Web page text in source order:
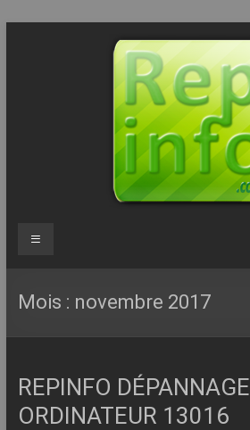
Repinfo.com
Formation
–
Depannage
–
Menu
Mois : novembre 2017
REPINFO DÉPANNAGE
ORDINATEUR 13016